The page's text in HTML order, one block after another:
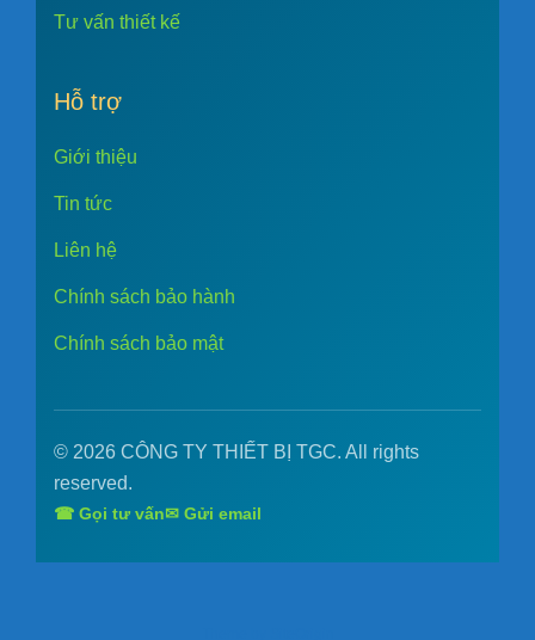
Tư vấn thiết kế
Hỗ trợ
Giới thiệu
Tin tức
Liên hệ
Chính sách bảo hành
Chính sách bảo mật
© 2026 CÔNG TY THIẾT BỊ TGC. All rights
reserved.
☎ Gọi tư vấn✉ Gửi email